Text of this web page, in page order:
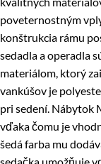
poveternostným
konštrukcia rámu
sedadla a operadla
materiálom, ktorý
vankúšov je
pri sedení. Nábytok
vďaka čomu je
šedá farba mu